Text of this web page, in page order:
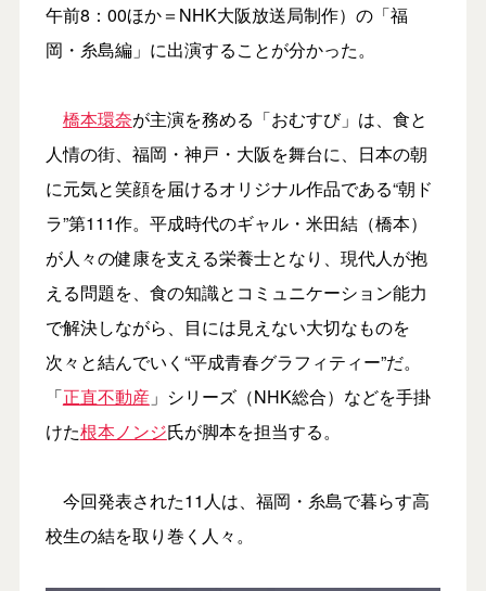
午前8：00ほか＝NHK大阪放送局制作）の「福
岡・糸島編」に出演することが分かった。
橋本環奈が主演を務める「おむすび」は、食と
人情の街、福岡・神戸・大阪を舞台に、日本の朝
に元気と笑顔を届けるオリジナル作品である“朝ド
ラ”第111作。平成時代のギャル・米田結（橋本）
が人々の健康を支える栄養士となり、現代人が抱
える問題を、食の知識とコミュニケーション能力
で解決しながら、目には見えない大切なものを
次々と結んでいく“平成青春グラフィティー”だ。
「正直不動産」シリーズ（NHK総合）などを手掛
けた根本ノンジ氏が脚本を担当する。
今回発表された11人は、福岡・糸島で暮らす高
校生の結を取り巻く人々。